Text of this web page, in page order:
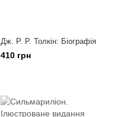
Дж. Р. Р. Толкін: Біографія
410 грн